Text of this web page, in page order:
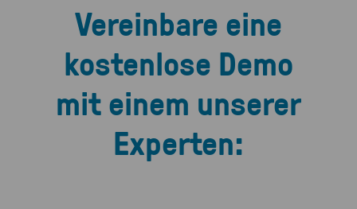
Vereinbare eine
kostenlose Demo
mit einem unserer
Experten: